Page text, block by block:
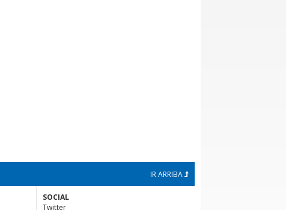
IR ARRIBA
SOCIAL
Twitter